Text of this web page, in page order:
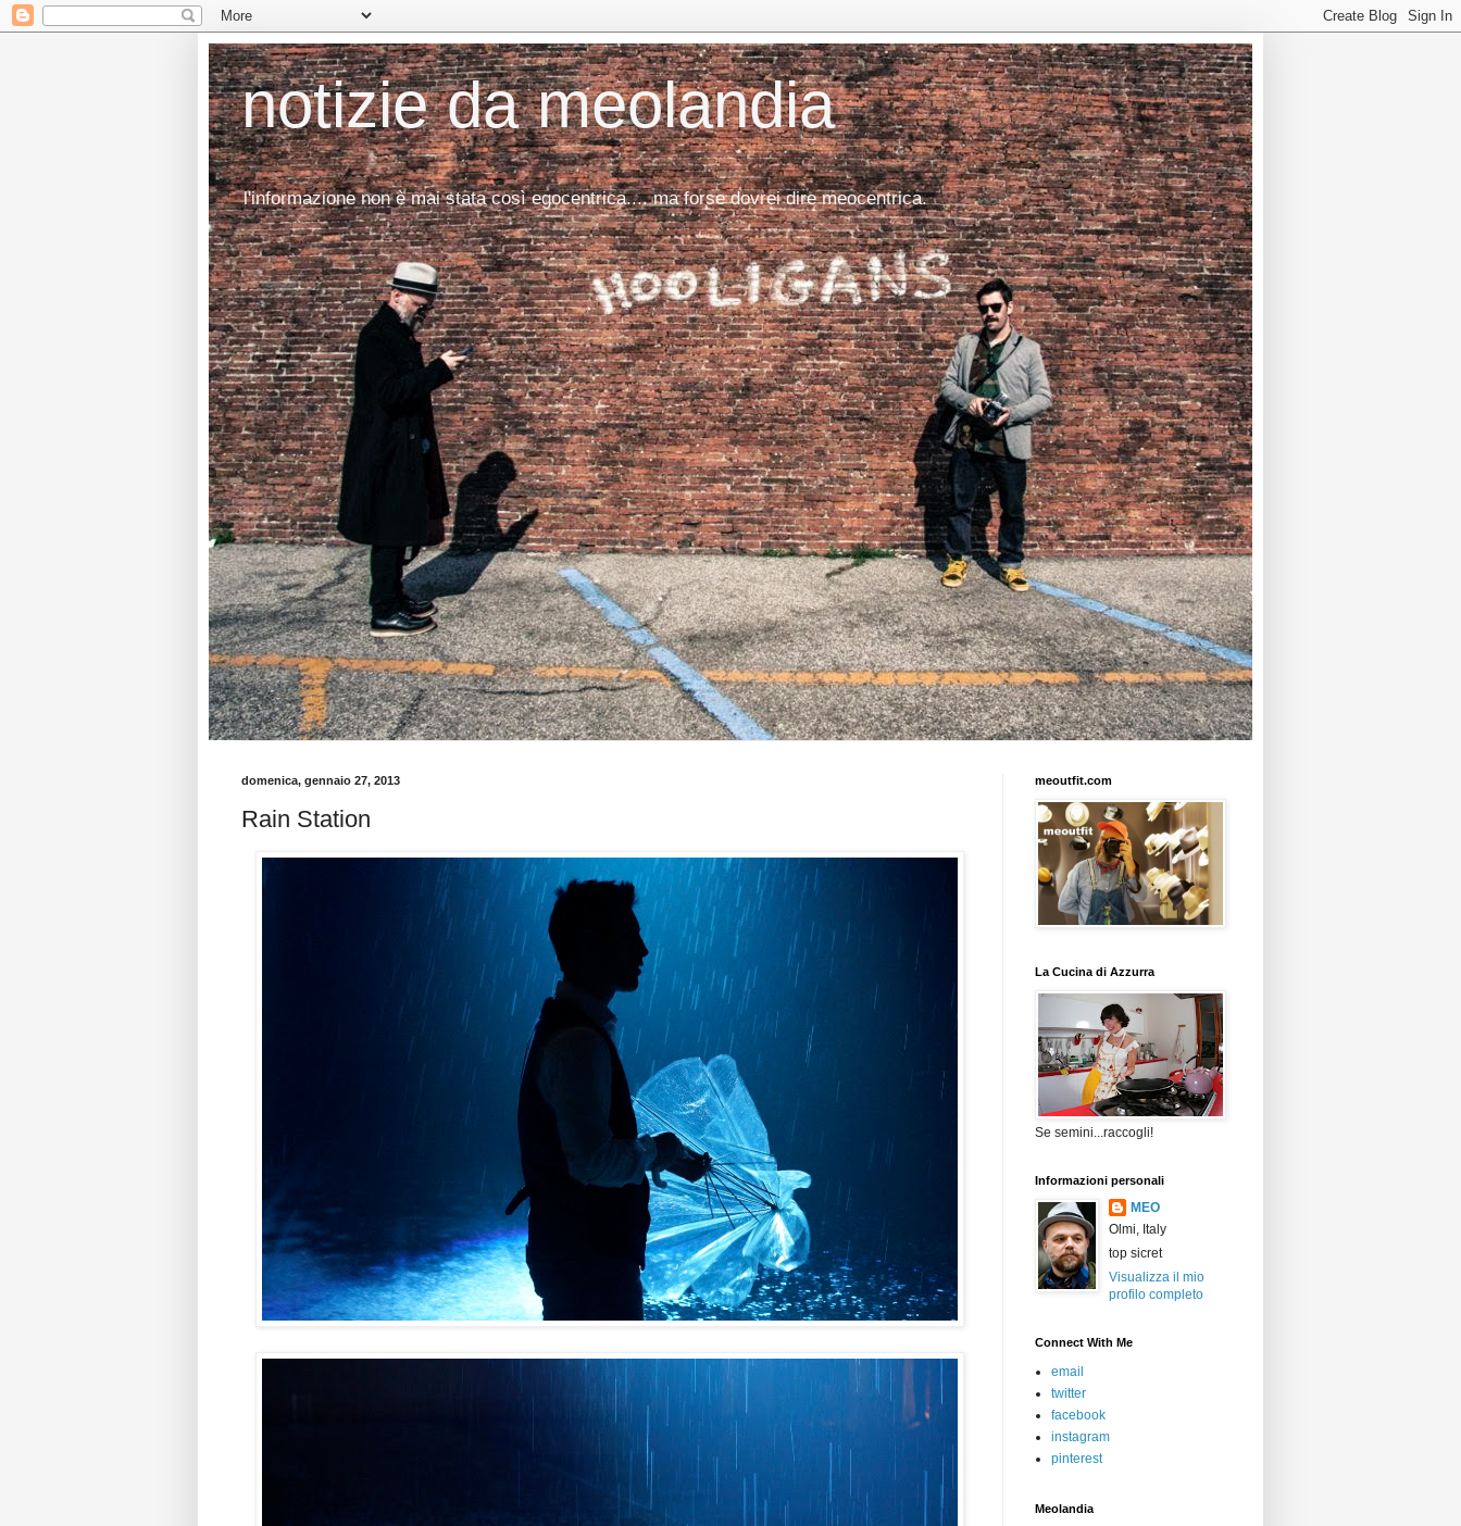
notizie da meolandia
l'informazione non è mai stata così egocentrica.... ma forse dovrei dire meocentrica.
domenica, gennaio 27, 2013
Rain Station
meoutfit.com
La Cucina di Azzurra
Se semini...raccogli!
Informazioni personali
MEO
Olmi, Italy
top sicret
Visualizza il mio
profilo completo
Connect With Me
email
twitter
facebook
instagram
pinterest
Meolandia